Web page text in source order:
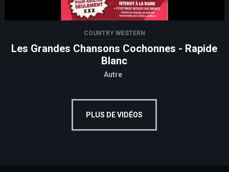
COUNTRY WESTERN
Les Grandes Chansons Cochonnes - Rapide
Blanc
Autre
PLUS DE VIDÉOS